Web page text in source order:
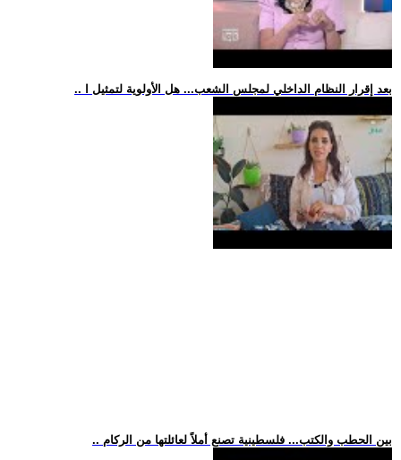
.. بعد إقرار النظام الداخلي لمجلس الشعب... هل الأولوية لتمثيل ا
.. بين الحطب والكتب... فلسطينية تصنع أملاً لعائلتها من الركام